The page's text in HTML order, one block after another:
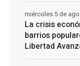
La crisis
barrios
Libertad
miércoles 5 de